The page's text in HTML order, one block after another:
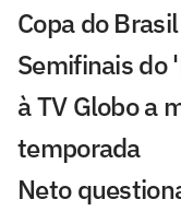
Copa do Brasil
Semifinais do
à TV Globo a
temporada
Neto